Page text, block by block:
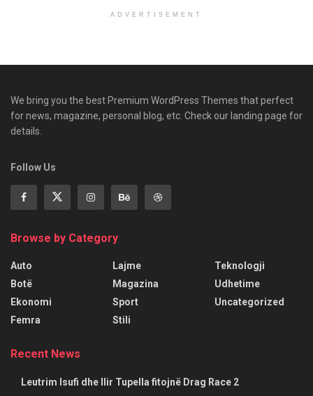
ADVERTISEMENT
We bring you the best Premium WordPress Themes that perfect
for news, magazine, personal blog, etc. Check our landing page for
details.
Follow Us
Browse by Category
Auto
Botë
Ekonomi
Femra
Lajme
Magazina
Sport
Stili
Teknologji
Udhetime
Uncategorized
Recent News
Leutrim Isufi dhe Ilir Tupella fitojnë Drag Race 2